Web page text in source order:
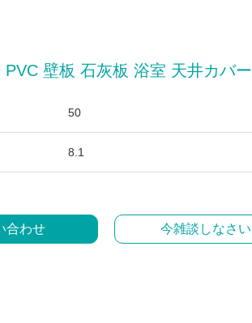
PVC 壁板 石灰板 浴室 天井カバー
50
8.1
合わせ 今雑談しなさい